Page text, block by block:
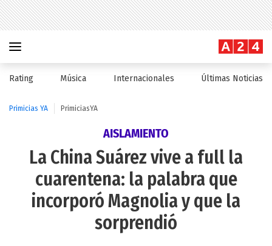
Rating Música Internacionales Últimas Noticias
Primicias YA PrimiciasYA
AISLAMIENTO
La China Suárez vive a full la
cuarentena: la palabra que
incorporó Magnolia y que la
sorprendió